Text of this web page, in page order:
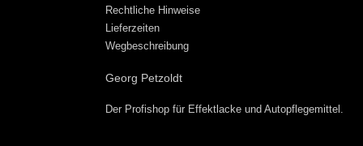
Rechtliche Hinweise
Lieferzeiten
Wegbeschreibung
Georg Petzoldt
Der Profishop für Effektlacke und Autopflegemittel .